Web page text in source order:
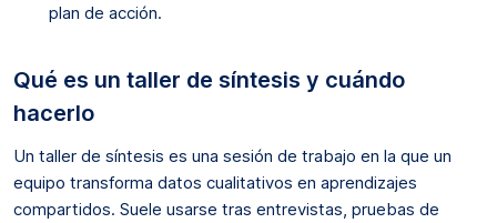
plan de acción.
Qué es un taller de síntesis y cuándo
hacerlo
Un taller de síntesis es una sesión de trabajo en la que un
equipo transforma datos cualitativos en aprendizajes
compartidos. Suele usarse tras entrevistas, pruebas de